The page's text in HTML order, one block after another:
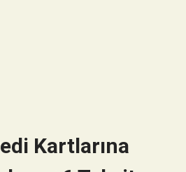
Kartlarına